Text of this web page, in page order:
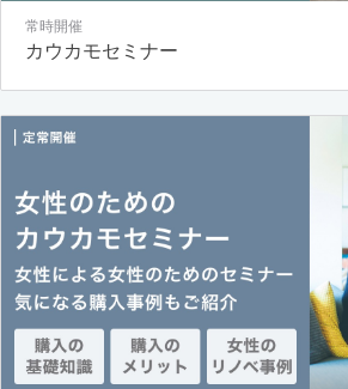
常時開催
カウカモセミナー